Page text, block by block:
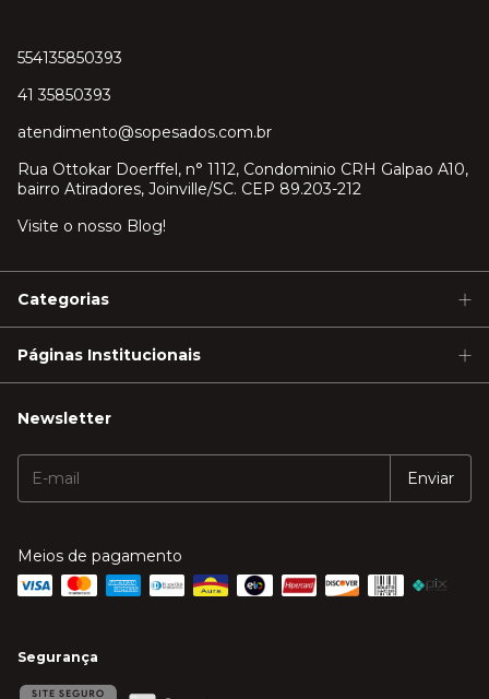
554135850393
41 35850393
atendimento@sopesados.com.br
Rua Ottokar Doerffel, n° 1112, Condominio CRH Galpao A10,
bairro Atiradores, Joinville/SC. CEP 89.203-212
Visite o nosso Blog!
Categorias
Páginas Institucionais
Newsletter
Meios de pagamento
Segurança